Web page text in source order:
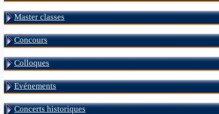
Master classes
Concours
Colloques
Evénements
Concerts historiques